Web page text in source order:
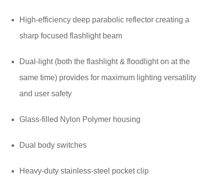
High-efficiency deep parabolic reflector creating a
sharp focused flashlight beam
Dual-light (both the flashlight & floodlight on at the
same time) provides for maximum lighting versatility
and user safety
Glass-filled Nylon Polymer housing
Dual body switches
Heavy-duty stainless-steel pocket clip